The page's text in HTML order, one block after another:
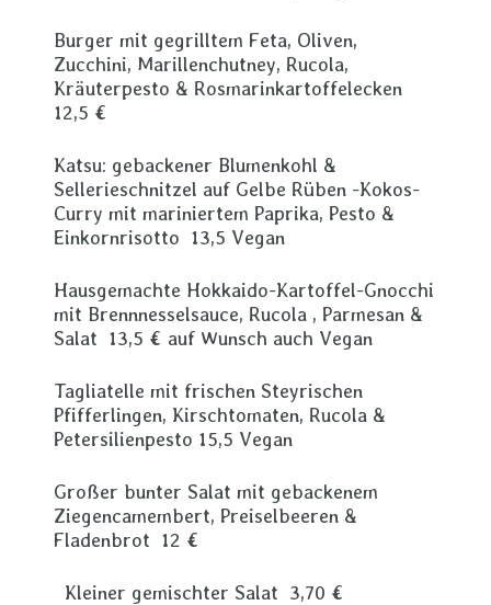
Burger mit gegrilltem Feta, Oliven,
Zucchini, Marillenchutney, Rucola,
Kräuterpesto & Rosmarinkartoffelecken
12,5 €
Katsu: gebackener Blumenkohl &
Sellerieschnitzel auf Gelbe Rüben -Kokos-
Curry mit mariniertem Paprika, Pesto &
Einkornrisotto 13,5 Vegan
Hausgemachte Hokkaido-Kartoffel-Gnocchi
mit Brennnesselsauce, Rucola , Parmesan &
Salat 13,5 € auf Wunsch auch Vegan
Tagliatelle mit frischen Steyrischen
Pfifferlingen, Kirschtomaten, Rucola &
Petersilienpesto 15,5 Vegan
Großer bunter Salat mit gebackenem
Ziegencamembert, Preiselbeeren &
Fladenbrot 12 €
Kleiner gemischter Salat 3,70 €